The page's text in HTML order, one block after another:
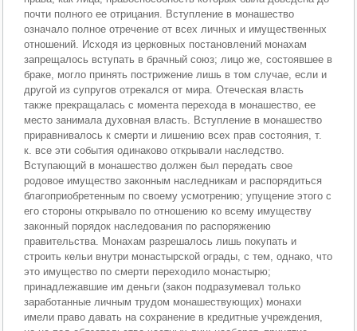
почти полного ее отрицания. Вступление в монашество
означало полное отречение от всех личных и имущественных
отношений. Исходя из церковных постановлений монахам
запрещалось вступать в брачный союз; лицо же, состоявшее в
браке, могло принять пострижение лишь в том случае, если и
другой из супругов отрекался от мира. Отеческая власть
также прекращалась с момента перехода в монашество, ее
место занимала духовная власть. Вступление в монашество
приравнивалось к смерти и лишению всех прав состояния, т.
к. все эти события одинаково открывали наследство.
Вступающий в монашество должен был передать свое
родовое имущество законным наследникам и распорядиться
благоприобретенным по своему усмотрению; упущение этого с
его стороны открывало по отношению ко всему имуществу
законный порядок наследования по распоряжению
правительства. Монахам разрешалось лишь покупать и
строить кельи внутри монастырской ограды, с тем, однако, что
это имущество по смерти переходило монастырю;
принадлежавшие им деньги (закон подразумевал только
заработанные личным трудом монашествующих) монахи
имели право давать на сохранение в кредитные учреждения,